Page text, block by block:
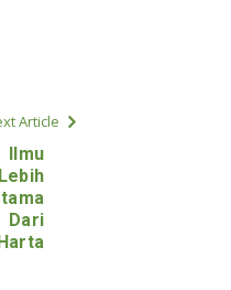
Article
Ilmu
Lebih
Dari